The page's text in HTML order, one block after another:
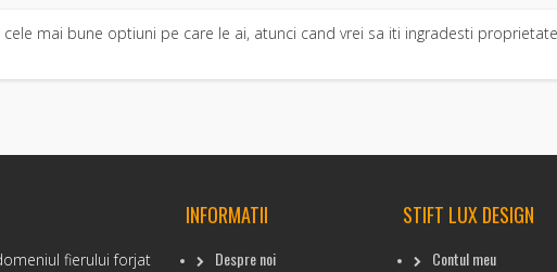
mai bune optiuni pe care le ai, atunci cand vrei sa iti ingradesti
fierului forjat
INFORMATII
Despre noi
STIFT LUX DESIGN
Contul meu